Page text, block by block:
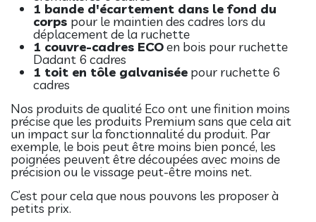
1 bande d'écartement dans le fond du
corps pour le maintien des cadres lors du
déplacement de la ruchette
1 couvre-cadres ECOen bois pour ruchette
Dadant 6 cadres
1 toit en tôle galvanisée pour ruchette 6
cadres
Nos produits de qualité Eco ont une finition moins
précise que les produits Premium sans que cela ait
un impact sur la fonctionnalité du produit. Par
exemple, le bois peut être moins bien poncé, les
poignées peuvent être découpées avec moins de
précision ou le vissage peut-être moins net.
C’est pour cela que nous pouvons les proposer à
petits prix.